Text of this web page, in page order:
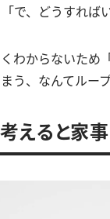
で、どうすれば
わからないため
う、なんてルー
考えると家